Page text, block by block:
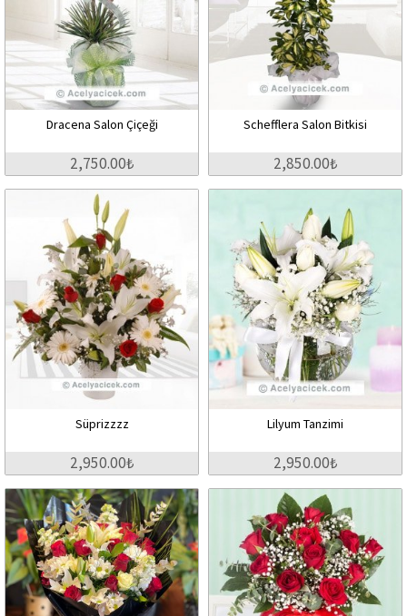
Dracena Salon Çiçeği
2,750.00₺
Schefflera Salon Bitkisi
2,850.00₺
Süprizzzz
2,950.00₺
Lilyum Tanzimi
2,950.00₺